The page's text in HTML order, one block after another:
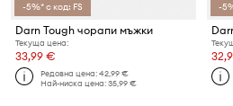
-5%* с код: FS
Darn Tough чорапи мъжки
Текуща цена:
33,99 €
Редовна цена:42,99 €
Най-ниска цена:35,99 €
-